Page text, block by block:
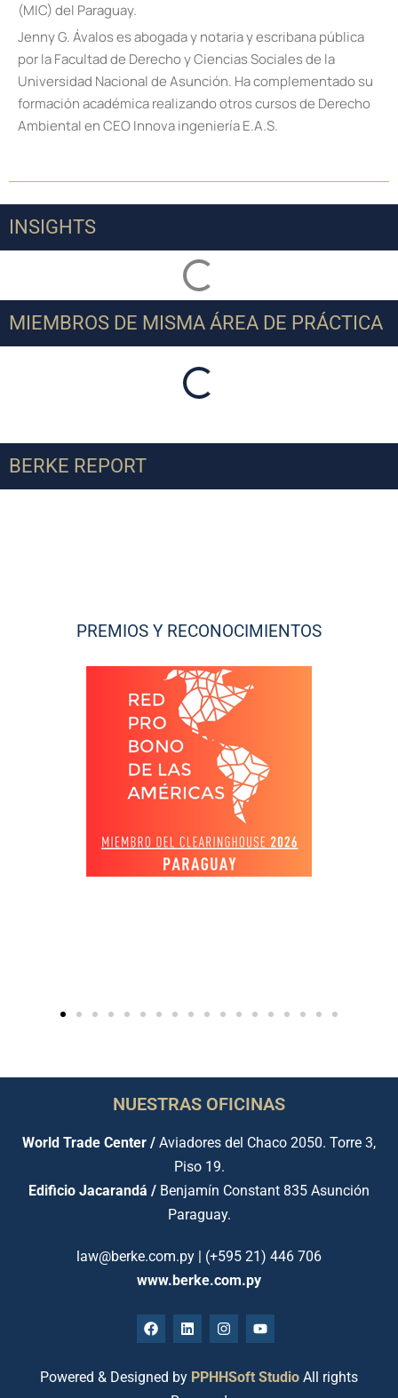
(MIC) del Paraguay.
Jenny G. Ávalos es abogada y notaria y escribana pública
por la Facultad de Derecho y Ciencias Sociales de la
Universidad Nacional de Asunción. Ha complementado su
formación académica realizando otros cursos de Derecho
Ambiental en CEO Innova ingeniería E.A.S.
INSIGHTS
MIEMBROS DE MISMA ÁREA DE PRÁCTICA
BERKE REPORT
PREMIOS Y RECONOCIMIENTOS
NUESTRAS OFICINAS
World Trade Center / Aviadores del Chaco 2050. Torre 3,
Piso 19.
Edificio Jacarandá / Benjamín Constant 835 Asunción
Paraguay.
law@berke.com.py | (+595 21) 446 706
www.berke.com.py
Powered & Designed by PPHHSoft Studio All rights